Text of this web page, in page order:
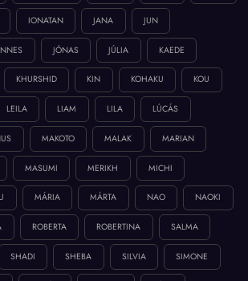
IONATAN JANA JUN
JÓNAS JÚLIA KAEDE
KHURSHID KIN KOHAKU KOU
LEILA LIAM LILA LÚCÁS
MAKOTO MALAK MARIAN
MASUMI MERIKH MICHI
MÁRIA MÁRTA NAO NAOKI
ROBERTA ROBERTINA SALMA
SHADI SHEBA SILVIA SIMONE